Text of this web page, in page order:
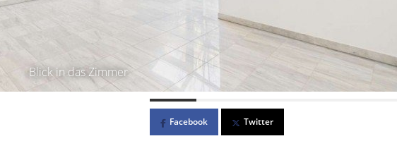
Blick in das Zimmer
Facebook Twitter